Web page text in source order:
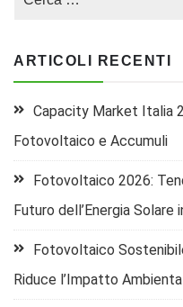
ARTICOLI RECENTI
Capacity Market Italia
Fotovoltaico e Accumuli
Fotovoltaico 2026:
Futuro dell’Energia Solare
Fotovoltaico
Riduce l’Impatto